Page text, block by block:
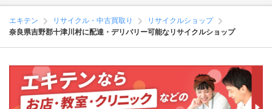
エキテン リサイクル・中古買取り
リサイクルショップ
奈良県吉野郡十津川村に配達・デリバリー可能なリサイクルショップ